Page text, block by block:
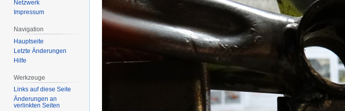
Netzwerk
Impressum
Navigation
Hauptseite
Letzte Änderungen
Hilfe
Werkzeuge
Links auf diese Seite
Änderungen an
verlinkten Seiten